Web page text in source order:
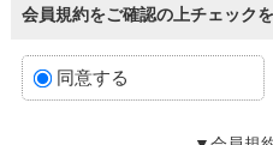
会員規約をご確認の上チェック
同意する